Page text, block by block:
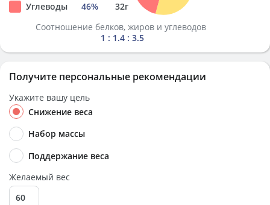
Углеводы
46% 32г
Соотношение белков, жиров и углеводов
1 : 1.4 : 3.5
Получите персональные рекомендации
Укажите вашу цель
Снижение веса
Набор массы
Поддержание веса
Желаемый вес